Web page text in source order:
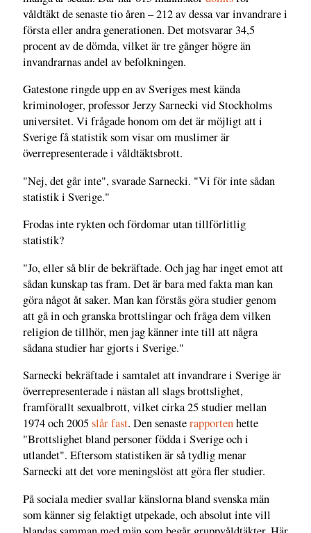
våldtäkt de senaste tio åren – 212 av dessa var invandrare i
första eller andra generationen. Det motsvarar 34,5
procent av de dömda, vilket är tre gånger högre än
invandrarnas andel av befolkningen.
Gatestone ringde upp en av Sveriges mest kända
kriminologer, professor Jerzy Sarnecki vid Stockholms
universitet. Vi frågade honom om det är möjligt att i
Sverige få statistik som visar om muslimer är
överrepresenterade i våldtäktsbrott.
"Nej, det går inte", svarade Sarnecki. "Vi för inte sådan
statistik i Sverige."
Frodas inte rykten och fördomar utan tillförlitlig
statistik?
"Jo, eller så blir de bekräftade. Och jag har inget emot att
sådan kunskap tas fram. Det är bara med fakta man kan
göra något åt saker. Man kan förstås göra studier genom
att gå in och granska brottslingar och fråga dem vilken
religion de tillhör, men jag känner inte till att några
sådana studier har gjorts i Sverige."
Sarnecki bekräftade i samtalet att invandrare i Sverige är
överrepresenterade i nästan all slags brottslighet,
framförallt sexualbrott, vilket cirka 25 studier mellan
1974 och 2005slår fast. Den senasterapportenhette
"Brottslighet bland personer födda i Sverige och i
utlandet". Eftersom statistiken är så tydlig menar
Sarnecki att det vore meningslöst att göra fler studier.
På sociala medier svallar känslorna bland svenska män
som känner sig felaktigt utpekade, och absolut inte vill